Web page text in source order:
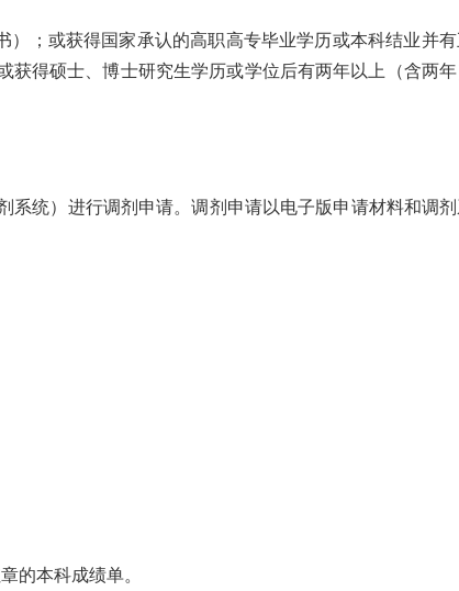
；或获得国家承认的高职高专毕业学历或本科结业并
得硕士、博士研究生学历或学位后有两年以上（含两
系统）进行调剂申请。调剂申请以电子版申请材料和调
的本科成绩单。